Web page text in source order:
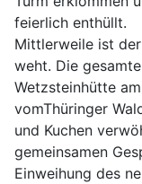
feierlich enthüllt.
Mittlerweile ist
weht. Die
Wetzsteinhütte
vomThüringer
und Kuchen
gemeinsamen
Einweihung des